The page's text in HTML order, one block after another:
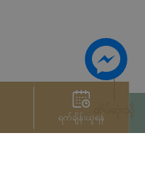
ရက်ချိန်းယူရန်ထိပ်ဆုံးသို့